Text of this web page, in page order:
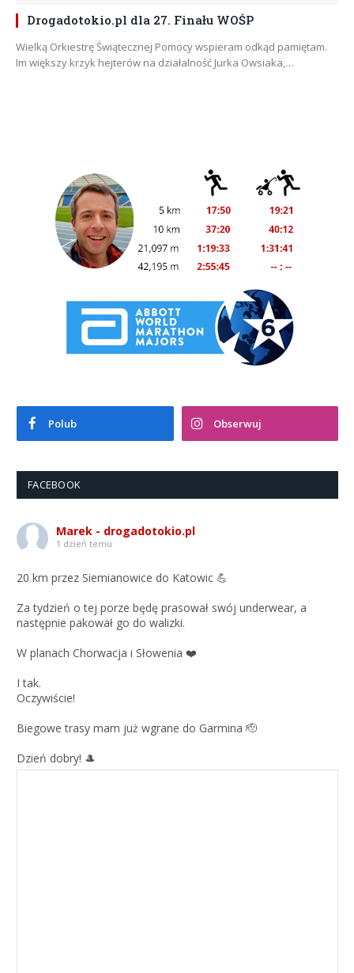
Drogadotokio.pl dla 27. Finału WOŚP
Wielką Orkiestrę Świątecznej Pomocy wspieram odkąd pamiętam.
Im większy krzyk hejterów na działalność Jurka Owsiaka,…
Polub Obserwuj
FACEBOOK
Marek - drogadotokio.pl
1 dzień temu
20 km przez Siemianowice do Katowic 💪
Za tydzień o tej porze będę prasował swój underwear, a
następnie pakował go do walizki.
W planach Chorwacja i Słowenia ❤️
I tak.
Oczywiście!
Biegowe trasy mam już wgrane do Garmina 🫡
Dzień dobry! 🎩